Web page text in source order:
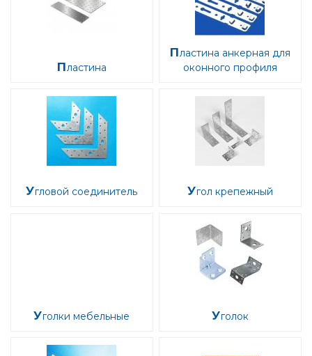
Пластина
Пластина анкерная для
оконного профиля
Угловой соединитель Угол крепежный
Уголки мебельные Уголок